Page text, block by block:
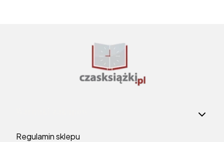
Regulamin sklepu